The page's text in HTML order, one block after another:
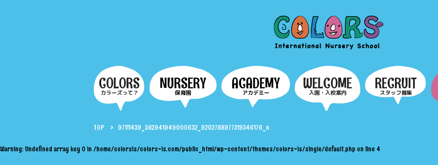
COLORS
カラーズって？
NURSERY
保育園
ACADEMY
アカデミー
WELCOME
入園・入校案内
RECRUIT
スタッフ募集
TOP 97111439_582941949000632_9202788977319346176_n
Warning: Undefined array key 0 in /home/colorsis/colors-is.com/public_html/wp-content/themes/colors-is/single/default.php on line 4